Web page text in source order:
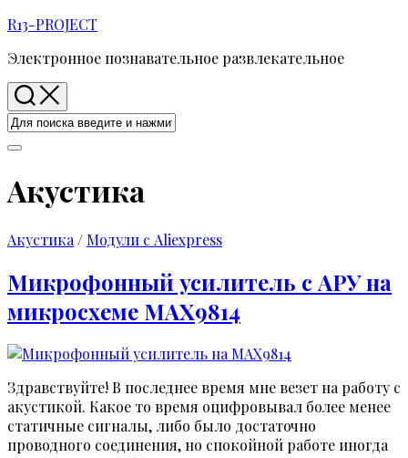
Перейти
содержанию
R13-PROJECT
Электронное познавательное развлекательное
Акустика
Акустика / Модули с Aliexpress
Микрофонный усилитель с АРУ на
микросхеме MAX9814
Здравствуйте! В последнее время мне везет на работу с
акустикой. Какое то время оцифровывал более менее
статичные сигналы, либо было достаточно
проводного соединения, но спокойной работе иногда